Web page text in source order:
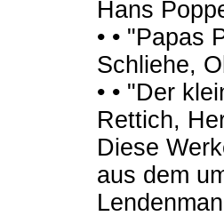
Hans
• • "Papas
Schliehe,
• • "Der
Rettich,
Diese
aus dem